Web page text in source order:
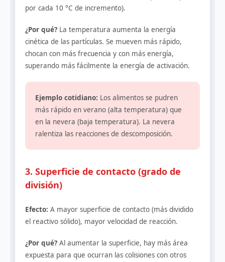
por cada 10 °C de incremento).
¿Por qué? La temperatura aumenta la energía
cinética de las partículas. Se mueven más rápido,
chocan con más frecuencia y con más energía,
superando más fácilmente la energía de activación.
Ejemplo cotidiano: Los alimentos se pudren
más rápido en verano (alta temperatura) que
en la nevera (baja temperatura). La nevera
ralentiza las reacciones de descomposición.
3. Superficie de contacto (grado de
división)
Efecto: A mayor superficie de contacto (más dividido
el reactivo sólido), mayor velocidad de reacción.
¿Por qué? Al aumentar la superficie, hay más área
expuesta para que ocurran las colisiones con otros